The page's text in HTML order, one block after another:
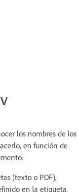
los nombres de los
en función de
(texto o PDF),
en la etiqueta.